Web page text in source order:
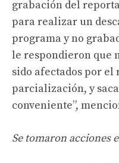
grabación del
para realizar un
programa y no
le respondieron que
sido afectados por el
parcialización, y
conveniente”,
Se tomaron acciones